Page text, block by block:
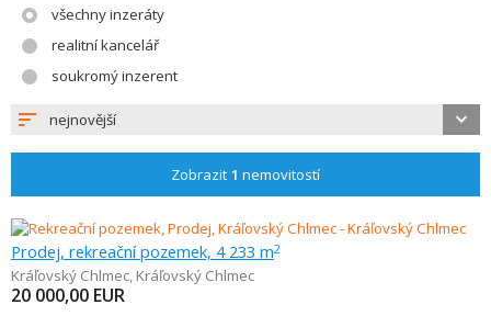
všechny inzeráty
realitní kancelář
soukromý inzerent
nejnovější
Zobrazit 1 nemovitostí
Prodej, rekreační pozemek, 4 233 m2
Kráľovský Chlmec, Kráľovský Chlmec
20 000,00 EUR